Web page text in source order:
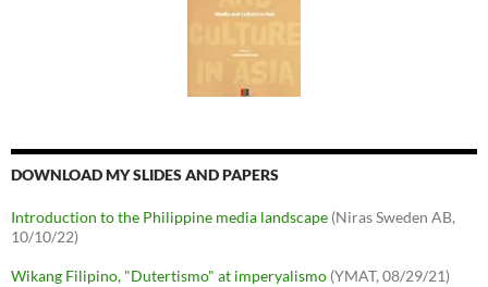
DOWNLOAD MY SLIDES AND PAPERS
Introduction to the Philippine media landscape (Niras Sweden AB,
10/10/22)
Wikang Filipino, "Dutertismo" at imperyalismo (YMAT, 08/29/21)